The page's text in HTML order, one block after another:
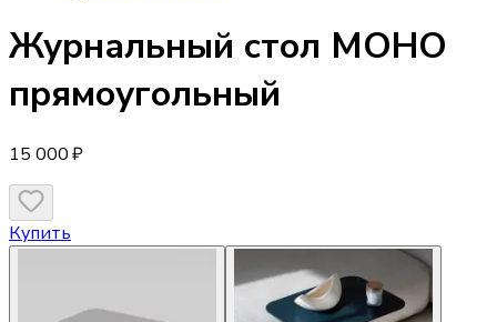
Журнальный стол МОНО
прямоугольный
15 000 ₽
Купить